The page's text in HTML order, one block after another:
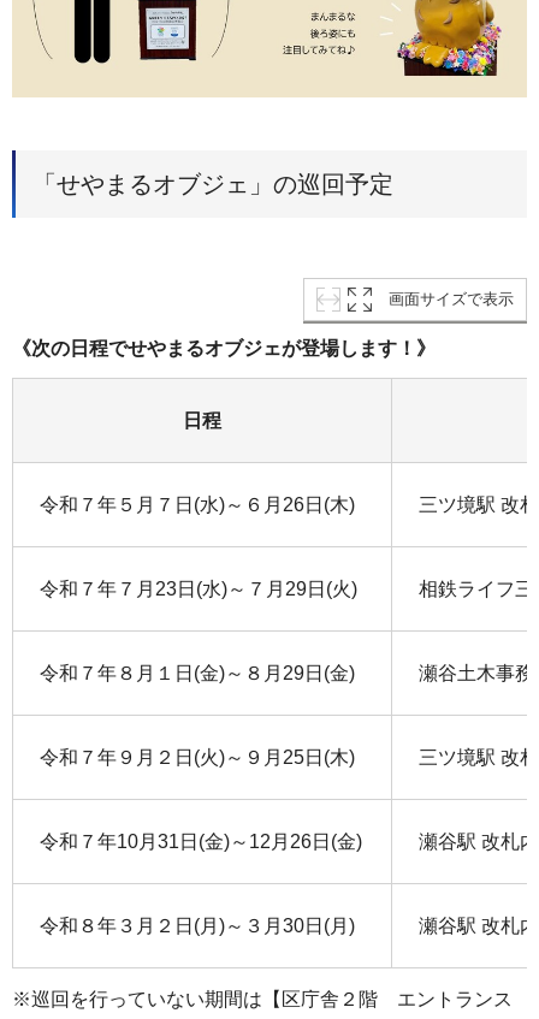
「せやまるオブジェ」の巡回予定
画面サイズで表示
《次の日程でせやまるオブジェが登場します！》
日程
令和７年５月７日(水)～６月26日(木) 三ツ境駅 改
令和７年７月23日(水)～７月29日(火) 相鉄ライフ
令和７年８月１日(金)～８月29日(金) 瀬谷土木事務
令和７年９月２日(火)～９月25日(木) 三ツ境駅 改
令和７年10月31日(金)～12月26日(金) 瀬谷駅 改札
令和８年３月２日(月)～３月30日(月) 瀬谷駅 改札
※巡回を行っていない期間は【区庁舎２階 エントランス